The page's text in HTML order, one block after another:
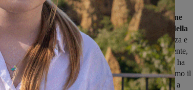
priorità è ricostruire un partito fatto di persone
fra la gente, che sia davvero popolare e si occupi della
delle persone.E’ per questo che dobbiamo dare forza e
nazionali a chi si impegna sui territori quotidianamente,
e i nostri sindaci che sono in prima linea – ha
Bonaccini nel corso della conferenza stampa – Saremo il
dove terremo insieme la necessita di dare dignità a